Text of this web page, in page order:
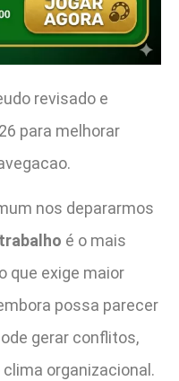
revisado e
para melhorar
nos depararmos
trabalho é o mais
que exige maior
possa parecer
gerar conflitos,
organizacional.